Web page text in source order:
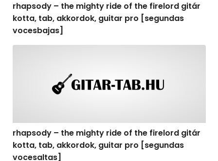
rhapsody – the mighty ride of the firelord gitár
kotta, tab, akkordok, guitar pro [segundas
vocesbajas]
rhapsody – the mighty ride of the firelord gitár
kotta, tab, akkordok, guitar pro [segundas
vocesaltas]